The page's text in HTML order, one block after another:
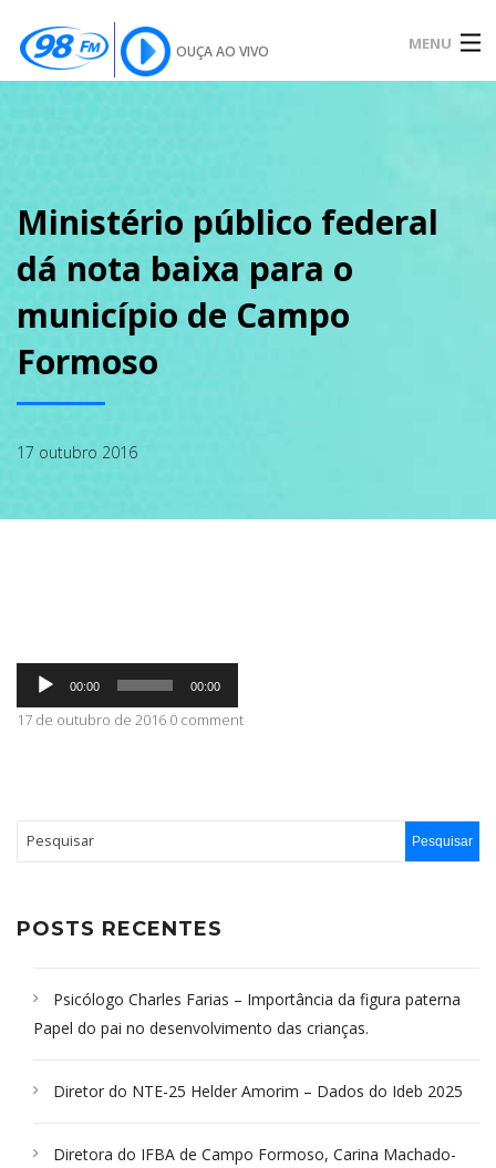
OUÇA AO VIVO MENU
SOBRE
PODCAST
GALERIA
Ministério público federal
dá nota baixa para o
município de Campo
Formoso
17 outubro 2016
Tocador
áudio
00:00 00:00
17 de outubro de 2016 0 comment
POSTS RECENTES
Psicólogo Charles Farias – Importância da figura paterna
Papel do pai no desenvolvimento das crianças.
Diretor do NTE-25 Helder Amorim – Dados do Ideb 2025
Diretora do IFBA de Campo Formoso, Carina Machado-